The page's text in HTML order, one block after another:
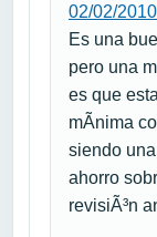
02/02/
Es una
pero una
es que
mÃ­nima
siendo
ahorro
revisiÃ³n